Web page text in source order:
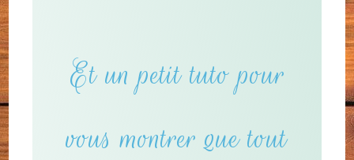
Et un petit tuto pour
vous montrer que tout